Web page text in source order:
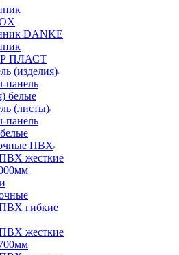
DANKE
ПЛАСТ
(изделия)
панель
белые
(листы)
панель
ПВХ
жесткие
гибкие
жесткие